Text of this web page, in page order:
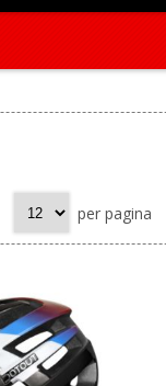
per pagina